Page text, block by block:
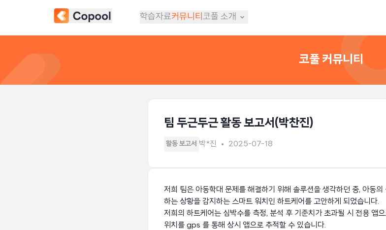
학습자료커뮤니티 코풀 소개
코풀 커뮤니티
팀 두근두근 활동 보고서(박찬진)
활동 보고서 박*진 2025-07-18
저희 팀은 아동학대 문제를 해결하기 위해 솔루션을 생각하던 중, 아동
하는 상황을 감지하는 스마트 워치인 하트케어를 고안하게 되었습니다.
저희의 하트케어는 심박수를 측정, 분석 후 기준치가 초과될 시 전용 앱
위치를 gps 를 통해 상시 앱으로 추적할 수 있습니다.